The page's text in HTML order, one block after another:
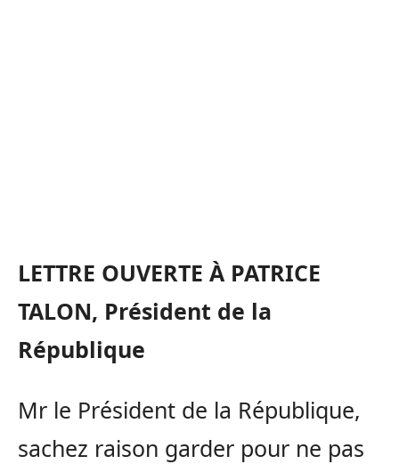
LETTRE OUVERTE À PATRICE
TALON, Président de la
République
Mr le Président de la République,
sachez raison garder pour ne pas